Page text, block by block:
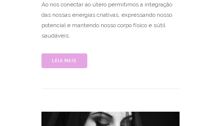
Ao nos conectar ao útero permitimos a integração
das nossas energias criativas, expressando nosso
potencial e mantendo nosso corpo físico e sútil
saudáveis.
LEIA MAIS